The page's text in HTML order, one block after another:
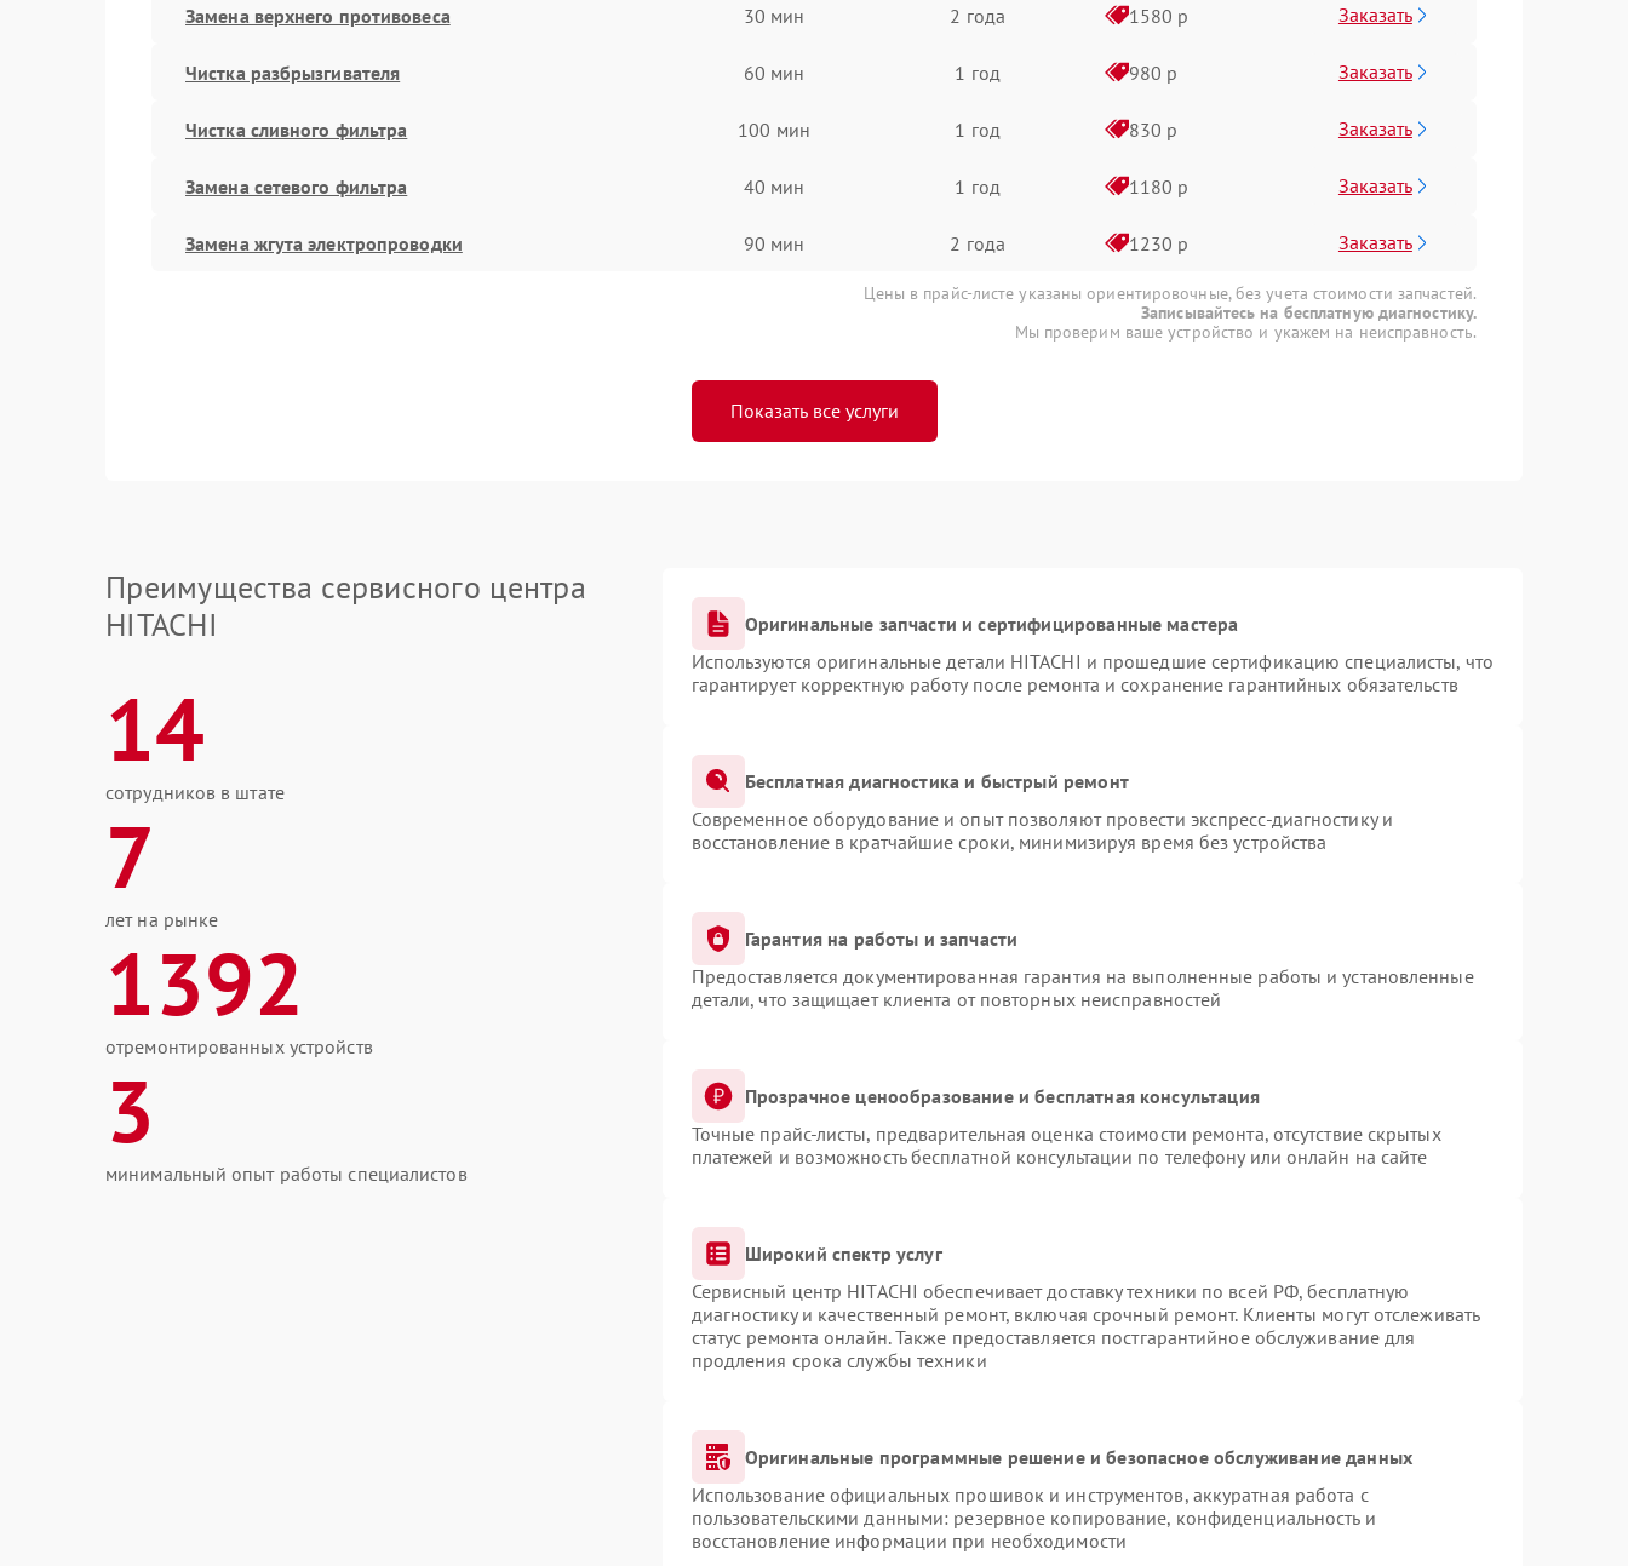
Замена верхнего противовеса 30 мин 2 года 1580 р Заказать
Чистка разбрызгивателя 60 мин 1 год 980 р Заказать
Чистка сливного фильтра 100 мин 1 год 830 р Заказать
Замена сетевого фильтра 40 мин 1 год 1180 р Заказать
Замена жгута электропроводки 90 мин 2 года 1230 р Заказать
Цены в прайс-листе указаны ориентировочные, без учета стоимости запчастей.
Записывайтесь на бесплатную диагностику.
Мы проверим ваше устройство и укажем на неисправность.
Показать все услуги
Преимущества сервисного центра
HITACHI
14
сотрудников в штате
7
лет на рынке
1392
отремонтированных устройств
3
минимальный опыт работы специалистов
Оригинальные запчасти и сертифицированные мастера
Используются оригинальные детали HITACHI и прошедшие сертификацию специалисты, что
гарантирует корректную работу после ремонта и сохранение гарантийных обязательств
Бесплатная диагностика и быстрый ремонт
Современное оборудование и опыт позволяют провести экспресс-диагностику и
восстановление в кратчайшие сроки, минимизируя время без устройства
Гарантия на работы и запчасти
Предоставляется документированная гарантия на выполненные работы и установленные
детали, что защищает клиента от повторных неисправностей
Прозрачное ценообразование и бесплатная консультация
Точные прайс-листы, предварительная оценка стоимости ремонта, отсутствие скрытых
платежей и возможность бесплатной консультации по телефону или онлайн на сайте
Широкий спектр услуг
Сервисный центр HITACHI обеспечивает доставку техники по всей РФ, бесплатную
диагностику и качественный ремонт, включая срочный ремонт. Клиенты могут отслеживать
статус ремонта онлайн. Также предоставляется постгарантийное обслуживание для
продления срока службы техники
Оригинальные программные решение и безопасное обслуживание данных
Использование официальных прошивок и инструментов, аккуратная работа с
пользовательскими данными: резервное копирование, конфиденциальность и
восстановление информации при необходимости